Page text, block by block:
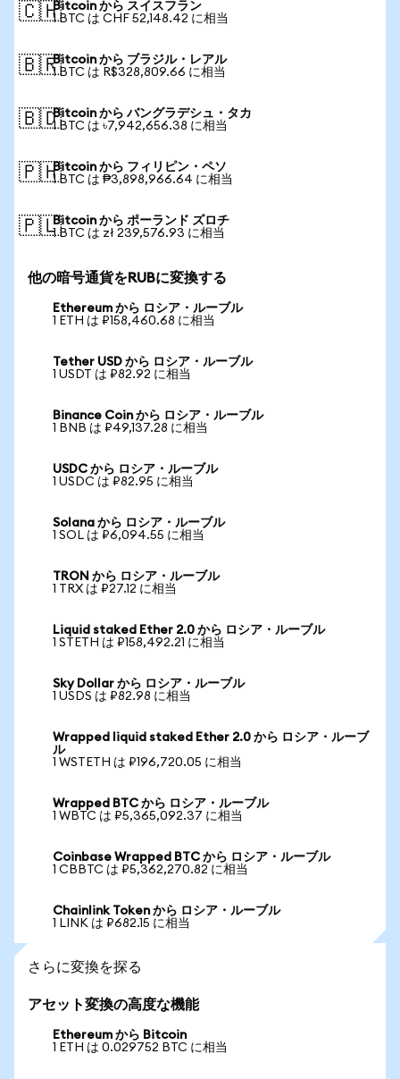
🇨🇭Bitcoin から スイスフラン
1 BTC は CHF 52,148.42 に相当
🇧🇷Bitcoin から ブラジル・レアル
1 BTC は R$328,809.66 に相当
🇧🇩Bitcoin から バングラデシュ・タカ
1 BTC は ৳7,942,656.38 に相当
🇵🇭Bitcoin から フィリピン・ペソ
1 BTC は ₱3,898,966.64 に相当
🇵🇱Bitcoin から ポーランド ズロチ
1 BTC は zł 239,576.93 に相当
他の暗号通貨をRUBに変換する
Ethereum から ロシア・ルーブル
1 ETH は ₽158,460.68 に相当
Tether USD から ロシア・ルーブル
1 USDT は ₽82.92 に相当
Binance Coin から ロシア・ルーブル
1 BNB は ₽49,137.28 に相当
USDC から ロシア・ルーブル
1 USDC は ₽82.95 に相当
Solana から ロシア・ルーブル
1 SOL は ₽6,094.55 に相当
TRON から ロシア・ルーブル
1 TRX は ₽27.12 に相当
Liquid staked Ether 2.0 から ロシア・ルーブル
1 STETH は ₽158,492.21 に相当
Sky Dollar から ロシア・ルーブル
1 USDS は ₽82.98 に相当
Wrapped liquid staked Ether 2.0 から ロシア・ルーブ
ル
1 WSTETH は ₽196,720.05 に相当
Wrapped BTC から ロシア・ルーブル
1 WBTC は ₽5,365,092.37 に相当
Coinbase Wrapped BTC から ロシア・ルーブル
1 CBBTC は ₽5,362,270.82 に相当
Chainlink Token から ロシア・ルーブル
1 LINK は ₽682.15 に相当
さらに変換を探る
アセット変換の高度な機能
Ethereum から Bitcoin
1 ETH は 0.029752 BTC に相当